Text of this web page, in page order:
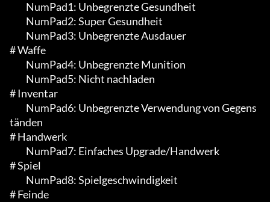
# Waffe
# Inventar
tänden
# Handwerk
# Spiel
# Feinde